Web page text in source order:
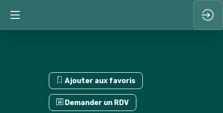
Ajouter aux favoris
Demander un RDV